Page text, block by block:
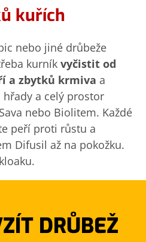
kuřích
nebo jiné drůbeže
kurník vyčistit od
a zbytků krmiva a
a celý prostor
nebo Biolitem. Každé
peří proti růstu a
Difusil až na pokožku.
DRŮBEŽ